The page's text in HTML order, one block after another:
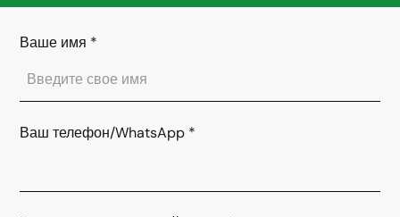
Ваше имя *
Ваш телефон/WhatsApp *